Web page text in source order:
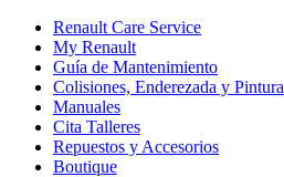
Renault Care Service
My Renault
Guía de Mantenimiento
Colisiones, Enderezada y Pintura
Manuales
Cita Talleres
Repuestos y Accesorios
Boutique